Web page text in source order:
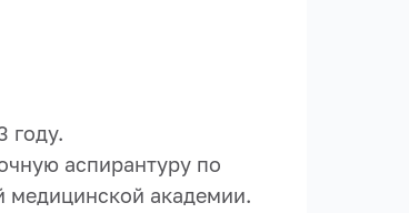
году.
аспирантуру по
медицинской академии.